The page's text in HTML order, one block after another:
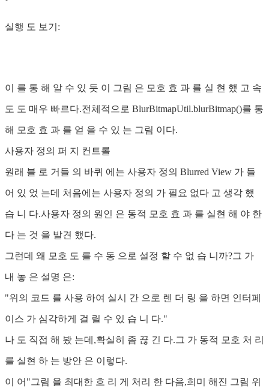
실행 도 보기:
이 를 통 해 알 수 있 듯 이 그림 은 모호 효 과 를 실 현 했 고 속
도 도 매우 빠르다.전체적으로 BlurBitmapUtil.blurBitmap()를 통
해 모호 효 과 를 얻 을 수 있 는 그림 이다.
사용자 정의 퍼 지 컨트롤
원래 블 로 거들 의 바퀴 에는 사용자 정의 Blurred View 가 들
어 있 었 는데 처음에는 사용자 정의 가 필요 없다 고 생각 했
습 니 다.사용자 정의 원인 은 동적 모호 효 과 를 실현 해 야 한
다 는 것 을 발견 했다.
그런데 왜 모호 도 를 수 동 으로 설정 할 수 없 습 니까?그 가
내 놓 은 설명 은:
"위의 코드 를 사용 하여 실시 간 으로 렌 더 링 을 하면 인터페
이스 가 심각하게 걸 릴 수 있 습 니 다."
나 도 직접 해 봤 는데,확실히 좀 끊 긴 다.그 가 동적 모호 처 리
를 실현 하 는 방안 은 이렇다.
이 어"그림 을 최대한 흐 리 게 처리 한 다음,희미 해진 그림 위